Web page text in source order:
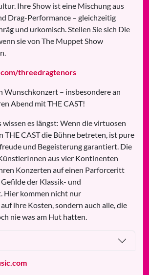
Ihre Show ist eine Mischung aus
Drag-Performance – gleichzeitig
und urkomisch. Stellen Sie sich Die
sie von The Muppet Show
threedragtenors
Wunschkonzert – insbesondere an
Abend mit THE CAST!
wissen es längst: Wenn die virtuosen
THE CAST die Bühne betreten, ist pure
und Begeisterung garantiert. Die
aus vier Kontinenten
Konzerten auf einen Parforceritt
der Klassik- und
Hier kommen nicht nur
ihre Kosten, sondern auch alle, die
nie was am Hut hatten.